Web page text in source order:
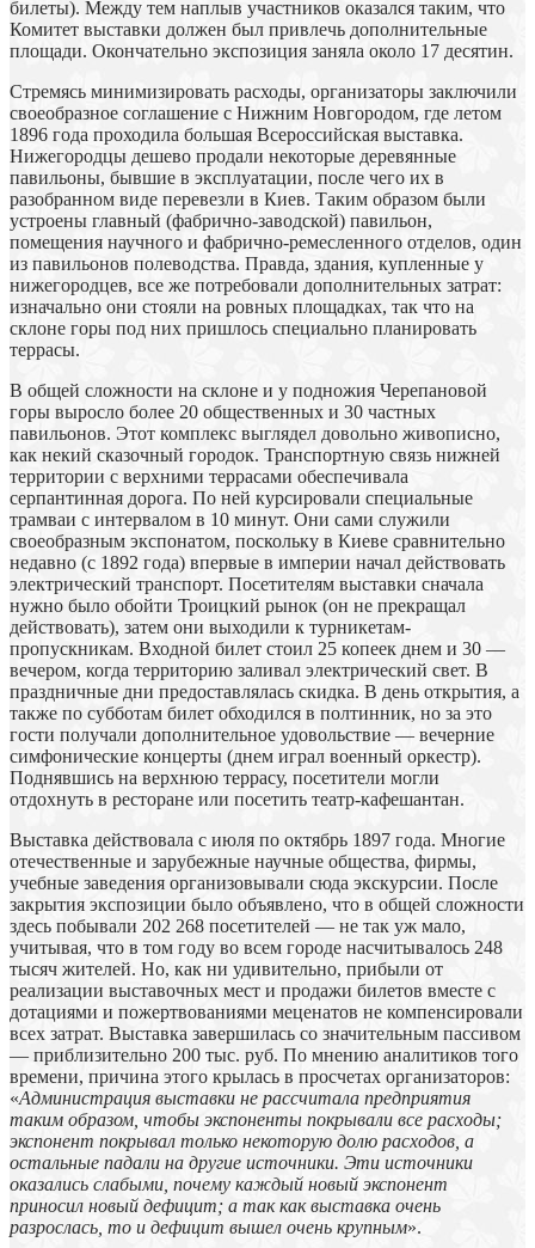
билеты). Между тем наплыв участников оказался таким, что
Комитет выставки должен был привлечь дополнительные
площади. Окончательно экспозиция заняла около 17 десятин.
Стремясь минимизировать расходы, организаторы заключили
своеобразное соглашение с Нижним Новгородом, где летом
1896 года проходила большая Всероссийская выставка.
Нижегородцы дешево продали некоторые деревянные
павильоны, бывшие в эксплуатации, после чего их в
разобранном виде перевезли в Киев. Таким образом были
устроены главный (фабрично-заводской) павильон,
помещения научного и фабрично-ремесленного отделов, один
из павильонов полеводства. Правда, здания, купленные у
нижегородцев, все же потребовали дополнительных затрат:
изначально они стояли на ровных площадках, так что на
склоне горы под них пришлось специально планировать
террасы.
В общей сложности на склоне и у подножия Черепановой
горы выросло более 20 общественных и 30 частных
павильонов. Этот комплекс выглядел довольно живописно,
как некий сказочный городок. Транспортную связь нижней
территории с верхними террасами обеспечивала
серпантинная дорога. По ней курсировали специальные
трамваи с интервалом в 10 минут. Они сами служили
своеобразным экспонатом, поскольку в Киеве сравнительно
недавно (с 1892 года) впервые в империи начал действовать
электрический транспорт. Посетителям выставки сначала
нужно было обойти Троицкий рынок (он не прекращал
действовать), затем они выходили к турникетам-
пропускникам. Входной билет стоил 25 копеек днем и 30 —
вечером, когда территорию заливал электрический свет. В
праздничные дни предоставлялась скидка. В день открытия, а
также по субботам билет обходился в полтинник, но за это
гости получали дополнительное удовольствие — вечерние
симфонические концерты (днем играл военный оркестр).
Поднявшись на верхнюю террасу, посетители могли
отдохнуть в ресторане или посетить театр-кафешантан.
Выставка действовала с июля по октябрь 1897 года. Многие
отечественные и зарубежные научные общества, фирмы,
учебные заведения организовывали сюда экскурсии. После
закрытия экспозиции было объявлено, что в общей сложности
здесь побывали 202 268 посетителей — не так уж мало,
учитывая, что в том году во всем городе насчитывалось 248
тысяч жителей. Но, как ни удивительно, прибыли от
реализации выставочных мест и продажи билетов вместе с
дотациями и пожертвованиями меценатов не компенсировали
всех затрат. Выставка завершилась со значительным пассивом
— приблизительно 200 тыс. руб. По мнению аналитиков того
времени, причина этого крылась в просчетах организаторов:
«Администрация выставки не рассчитала предприятия
таким образом, чтобы экспоненты покрывали все расходы;
экспонент покрывал только некоторую долю расходов, а
остальные падали на другие источники. Эти источники
оказались слабыми, почему каждый новый экспонент
приносил новый дефицит; а так как выставка очень
разрослась, то и дефицит вышел очень крупным».